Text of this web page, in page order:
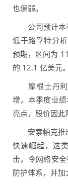
也偏弱。
公司预计本季
低于路孚特分
预期，区间为
的 12.1 亿美元。
摩根士丹利
增，本季度业
亮点，股价因此
安索帕克推
快速崛起，这
击，令网络安
防护体系，并加